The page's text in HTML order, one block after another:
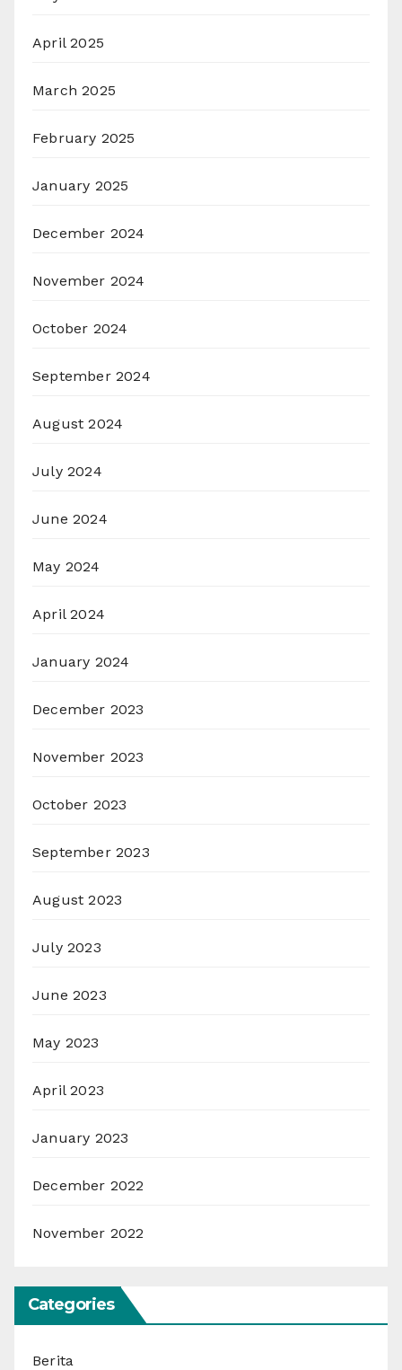
April 2025
March 2025
February 2025
January 2025
December 2024
November 2024
October 2024
September 2024
August 2024
July 2024
June 2024
May 2024
April 2024
January 2024
December 2023
November 2023
October 2023
September 2023
August 2023
July 2023
June 2023
May 2023
April 2023
January 2023
December 2022
November 2022
Categories
Berita